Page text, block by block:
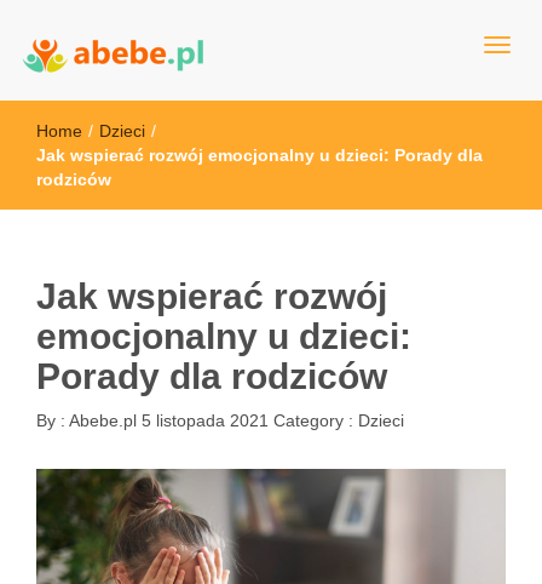
Abebe
Home / Dzieci /
Jak wspierać rozwój emocjonalny u dzieci: Porady dla
rodziców
Jak wspierać rozwój
emocjonalny u dzieci:
Porady dla rodziców
By : Abebe.pl 5 listopada 2021 Category : Dzieci